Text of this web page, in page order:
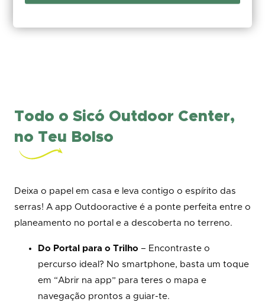
Sicó Outdoor Centerno bolso e transformas
Todo o Sicó Outdoor Center,
no Teu Bolso
Deixa o papel em casa e leva contigo o espírito das
serras! A app Outdooractive é a ponte perfeita entre o
planeamento no portal e a descoberta no terreno.
Do Portal para o Trilho – Encontraste o
percurso ideal? No smartphone, basta um toque
em “Abrir na app” para teres o mapa e
navegação prontos a guiar-te.